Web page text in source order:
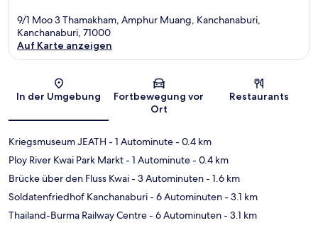
9/1 Moo 3 Thamakham, Amphur Muang, Kanchanaburi,
Kanchanaburi, 71000
Auf Karte anzeigen
In der Umgebung
Fortbewegung vor
Ort
Restaurants
Kriegsmuseum JEATH - 1 Autominute- 0.4 km
Ploy River Kwai Park Markt- 1 Autominute- 0.4 km
Brücke über den Fluss Kwai- 3 Autominuten- 1.6 km
Soldatenfriedhof Kanchanaburi- 6 Autominuten- 3.1 km
Thailand-Burma Railway Centre- 6 Autominuten- 3.1 km